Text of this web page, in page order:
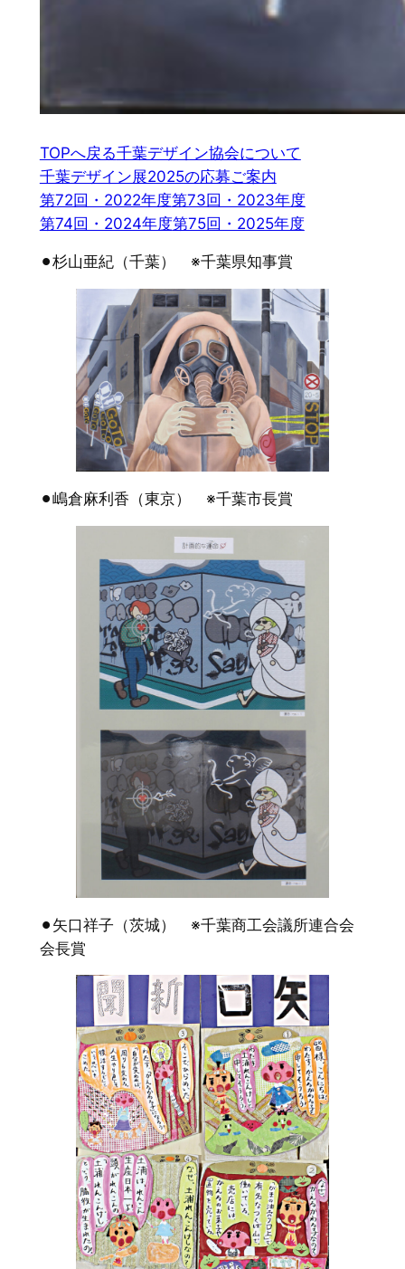
TOPへ戻る千葉デザイン協会について
千葉デザイン展2025の応募ご案内
第72回・2022年度第73回・2023年度
第74回・2024年度第75回・2025年度
⚫︎杉山亜紀（千葉） ※千葉県知事賞
⚫︎嶋倉麻利香（東京） ※千葉市長賞
⚫︎矢口祥子（茨城） ※千葉商工会議所連合会
会長賞